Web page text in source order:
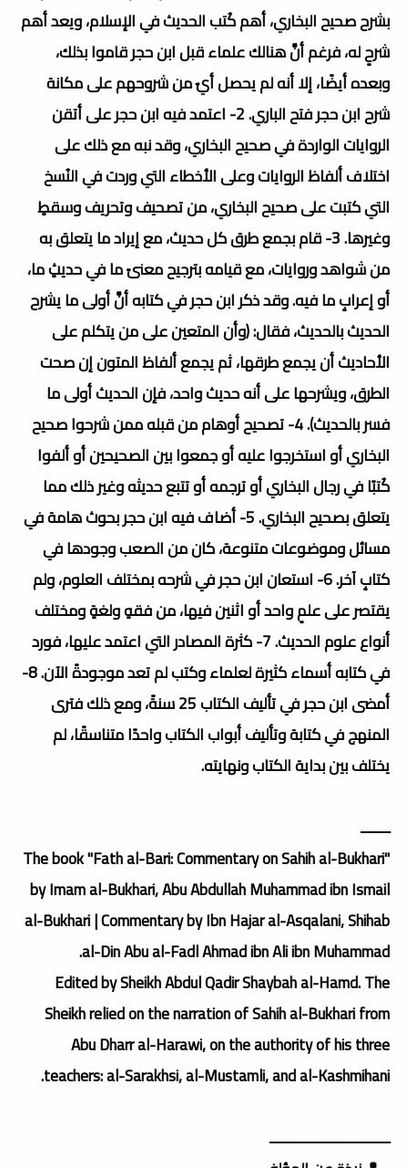
بشرح صحيح البخاري، أهم كُتب الحديث في الإسلام، ويعد أهم
شرحٍ له، فرغم أنَّ هنالك علماء قبل ابن حجر قاموا بذلك،
وبعده أيضًا، إلا أنه لم يحصل أيٌ من شروحهم على مكانة
شرح ابن حجر فتح الباري. 2- اعتمد فيه ابن حجر على أتقن
الروايات الواردة في صحيح البخاري، وقد نبه مع ذلك على
اختلاف ألفاظ الروايات وعلى الأخطاء التي وردت في النُسخ
التي كتبت على صحيح البخاري، من تصحيف وتحريف وسقطٍ
وغيرها. 3- قام بجمع طرق كل حديث، مع إيراد ما يتعلق به
من شواهد وروايات، مع قيامه بترجيح معنىً ما في حديثٍ ما،
أو إعرابٍ ما فيه. وقد ذكر ابن حجر في كتابه أنَّ أولى ما يشرح
الحديث بالحديث، فقال: (وأن المتعين على من يتكلم على
الأحاديث أن يجمع طرقها، ثم يجمع ألفاظ المتون إن صحت
الطرق، ويشرحها على أنه حديث واحد، فإن الحديث أولى ما
فسر بالحديث). 4- تصحيح أوهام من قبله ممن شرحوا صحيح
البخاري أو استخرجوا عليه أو جمعوا بين الصحيحين أو ألفوا
كُتبًا في رجال البخاري أو ترجمه أو تتبع حديثه وغير ذلك مما
يتعلق بصحيح البخاري. 5- أضاف فيه ابن حجر بحوث هامة في
مسائل وموضوعات متنوعة، كان من الصعب وجودها في
كتابٍ آخر. 6- استعان ابن حجر في شرحه بمختلف العلوم، ولم
يقتصر على علمٍ واحد أو اثنين فيها، من فقهٍ ولغةٍ ومختلف
أنواع علوم الحديث. 7- كثرة المصادر التي اعتمد عليها، فورد
في كتابه أسماء كثيرة لعلماء وكتب لم تعد موجودةً الآن. 8-
أمضى ابن حجر في تأليف الكتاب 25 سنةً، ومع ذلك فترى
المنهج في كتابة وتأليف أبواب الكتاب واحدًا متناسقًا، لم
يختلف بين بداية الكتاب ونهايته.
ــــــــ
The book "Fath al-Bari: Commentary on Sahih al-Bukhari"
by Imam al-Bukhari, Abu Abdullah Muhammad ibn Ismail
al-Bukhari | Commentary by Ibn Hajar al-Asqalani, Shihab
al-Din Abu al-Fadl Ahmad ibn Ali ibn Muhammad.
Edited by Sheikh Abdul Qadir Shaybah al-Hamd. The
Sheikh relied on the narration of Sahih al-Bukhari from
Abu Dharr al-Harawi, on the authority of his three
teachers: al-Sarakhsi, al-Mustamli, and al-Kashmihani.
ـــــــــــــــــــــــــــــــــ